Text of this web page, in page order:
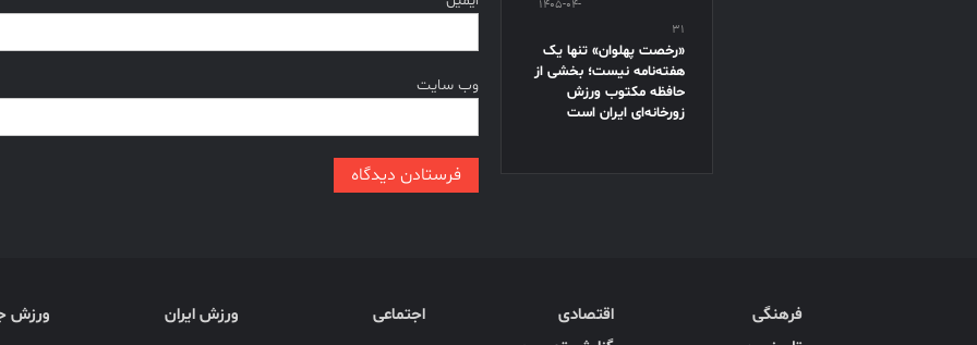
وب‌ سایت
1405-04-
31
«رخصت پهلوان» تنها یک
هفته‌نامه نیست؛ بخشی از
حافظه مکتوب ورزش
زورخانه‌ای ایران است
فرهنگی اقتصادی اجتماعی ورزش ایران ورزش